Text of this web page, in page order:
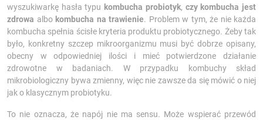
wyszukiwarkę hasła typu kombucha probiotyk, czy kombucha jest
zdrowa albo kombucha na trawienie. Problem w tym, że nie każda
kombucha spełnia ścisłe kryteria produktu probiotycznego. Żeby tak
było, konkretny szczep mikroorganizmu musi być dobrze opisany,
obecny w odpowiedniej ilości i mieć potwierdzone działanie
zdrowotne w badaniach. W przypadku kombuchy skład
mikrobiologiczny bywa zmienny, więc nie zawsze da się mówić o niej
jak o klasycznym probiotyku.
To nie oznacza, że napój nie ma sensu. Może wspierać przewód